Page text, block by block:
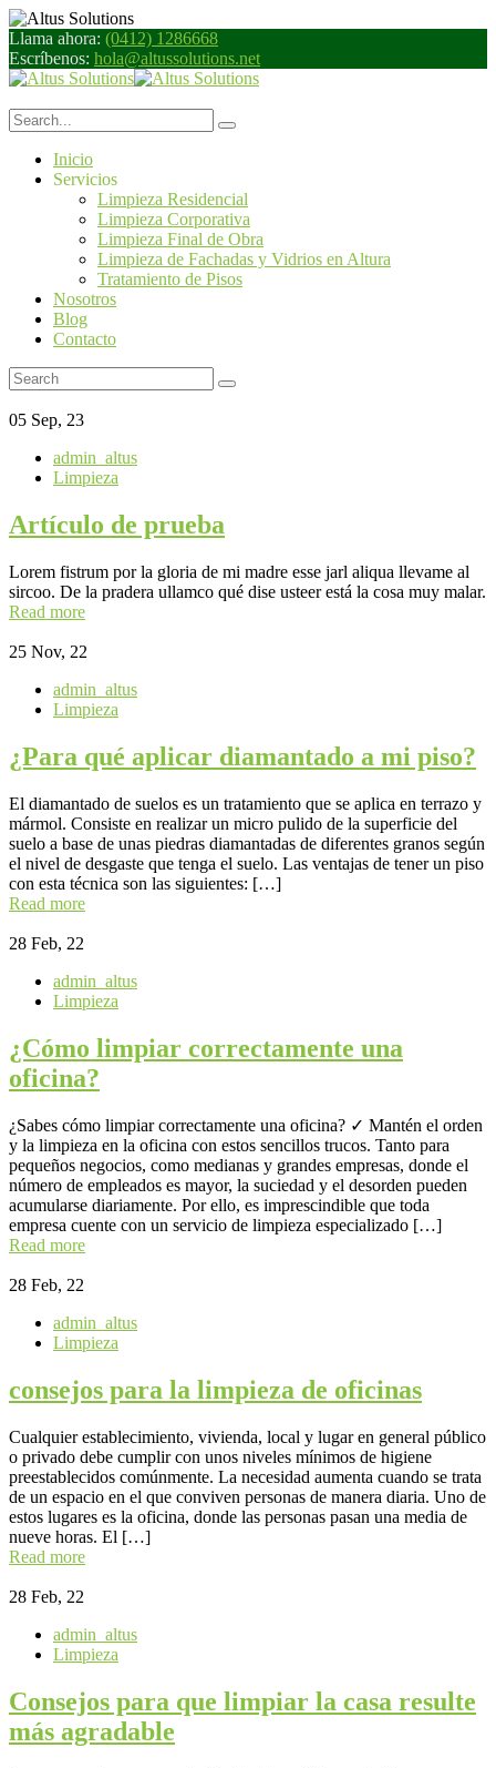
Llama ahora: (0412) 1286668
Escríbenos: hola@altussolutions.net
Inicio
Servicios
Limpieza Residencial
Limpieza Corporativa
Limpieza Final de Obra
Limpieza de Fachadas y Vidrios en Altura
Tratamiento de Pisos
Nosotros
Blog
Contacto
05 Sep, 23
admin_altus
Limpieza
Artículo de prueba
Lorem fistrum por la gloria de mi madre esse jarl aliqua llevame al
sircoo. De la pradera ullamco qué dise usteer está la cosa muy malar.
Read more
25 Nov, 22
admin_altus
Limpieza
¿Para qué aplicar diamantado a mi piso?
El diamantado de suelos es un tratamiento que se aplica en terrazo y
mármol. Consiste en realizar un micro pulido de la superficie del
suelo a base de unas piedras diamantadas de diferentes granos según
el nivel de desgaste que tenga el suelo. Las ventajas de tener un piso
con esta técnica son las siguientes: […]
Read more
28 Feb, 22
admin_altus
Limpieza
¿Cómo limpiar correctamente una
oficina?
¿Sabes cómo limpiar correctamente una oficina? ✓ Mantén el orden
y la limpieza en la oficina con estos sencillos trucos. Tanto para
pequeños negocios, como medianas y grandes empresas, donde el
número de empleados es mayor, la suciedad y el desorden pueden
acumularse diariamente. Por ello, es imprescindible que toda
empresa cuente con un servicio de limpieza especializado […]
Read more
28 Feb, 22
admin_altus
Limpieza
consejos para la limpieza de oficinas
Cualquier establecimiento, vivienda, local y lugar en general público
o privado debe cumplir con unos niveles mínimos de higiene
preestablecidos comúnmente. La necesidad aumenta cuando se trata
de un espacio en el que conviven personas de manera diaria. Uno de
estos lugares es la oficina, donde las personas pasan una media de
nueve horas. El […]
Read more
28 Feb, 22
admin_altus
Limpieza
Consejos para que limpiar la casa resulte
más agradable